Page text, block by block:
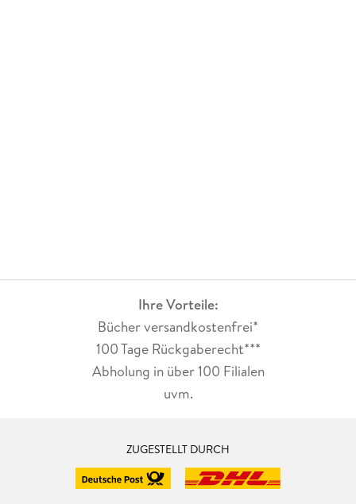
Ihre Vorteile:
Bücher versandkostenfrei*
100 Tage Rückgaberecht***
Abholung in über 100 Filialen
uvm.
ZUGESTELLT DURCH